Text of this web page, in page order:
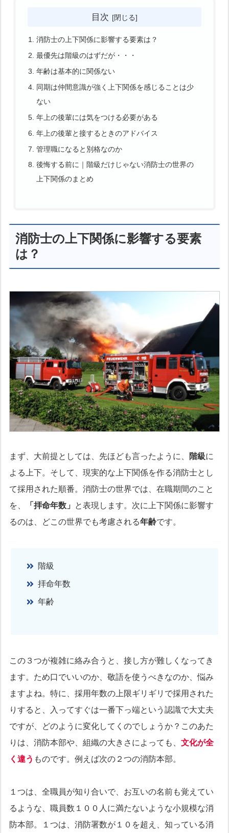
目次
消防士の上下関係に影響する要素は？
最優先は階級のはずだが・・・
年齢は基本的に関係ない
同期は仲間意識が強く上下関係を感じることは少
ない
年上の後輩には気をつける必要がある
年上の後輩と接するときのアドバイス
管理職になると別格なのか
後悔する前に｜階級だけじゃない消防士の世界の
上下関係のまとめ
消防士の上下関係に影響する要素
は？
まず、大前提としては、先ほども言ったように、 階級に
よる上下。そして、現実的な上下関係を作る消防士とし
て採用された順番。消防士の世界では、在職期間のこと
を、
「拝命年数」
と表現します。次に上下関係に影響す
るのは、どこの世界でも考慮される年齢です。
階級
拝命年数
年齢
この３つが複雑に絡み合うと、接し方が難しくなってき
ます。ため口でいいのか、敬語を使うべきなのか、悩み
ますよね。特に、採用年数の上限ギリギリで採用された
りすると、入ってすぐは一番下っ端という認識で大丈夫
ですが、どのように変化してくのでしょうか？このあた
りは、消防本部や、組織の大きさによっても、文化が全
く違う ものです。例えば次の２つの消防本部。
１つは、全職員が知り合いで、お互いの名前も覚えてい
るような、職員数１００人に満たないような小規模な消
防本部。１つは、消防署数が１０を超え、知っている消